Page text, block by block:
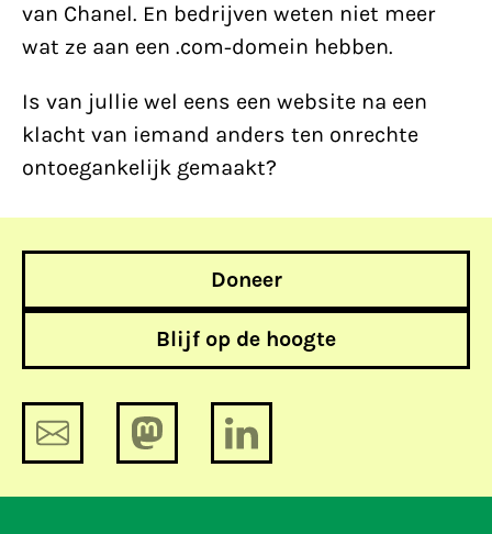
van Chanel. En bedrijven weten niet meer
wat ze aan een .com-domein hebben.
Is van jullie wel eens een website na een
klacht van iemand anders ten onrechte
ontoegankelijk gemaakt?
Doneer
Blijf op de hoogte